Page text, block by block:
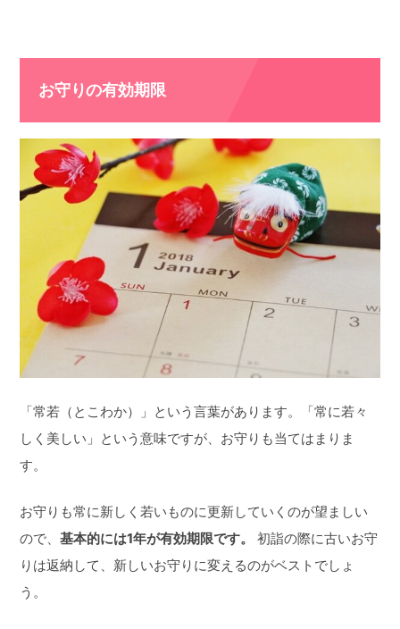
お守りの有効期限
「常若（とこわか）」という言葉があります。「常に若々
しく美しい」という意味ですが、お守りも当てはまりま
す。
お守りも常に新しく若いものに更新していくのが望ましい
ので、基本的には1年が有効期限です。
初詣の際に古いお守
りは返納して、新しいお守りに変えるのがベストでしょ
う。